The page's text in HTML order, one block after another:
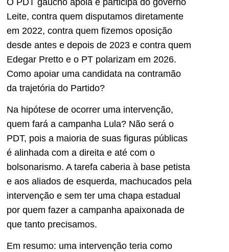
Leite, contra quem disputamos diretamente
em 2022, contra quem fizemos oposição
desde antes e depois de 2023 e contra quem
Edegar Pretto e o PT polarizam em 2026.
Como apoiar uma candidata na contramão
da trajetória do Partido?
Na hipótese de ocorrer uma intervenção,
quem fará a campanha Lula? Não será o
PDT, pois a maioria de suas figuras públicas
é alinhada com a direita e até com o
bolsonarismo. A tarefa caberia à base petista
e aos aliados de esquerda, machucados pela
intervenção e sem ter uma chapa estadual
por quem fazer a campanha apaixonada de
que tanto precisamos.
Em resumo: uma intervenção teria como